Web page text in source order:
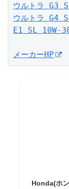
ウルトラ G3
ウルトラ G4
E1 SL 10W-
メーカーHP
Honda(ホ